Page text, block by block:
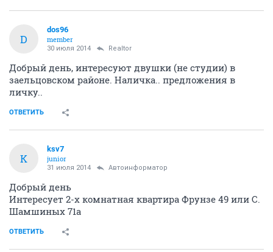
D
dos96
member
30 июля 2014 Realtor
Добрый день, интересуют двушки (не студии) в
заельцовском районе. Наличка.. предложения в
личку..
ОТВЕТИТЬ
K
ksv7
junior
31 июля 2014 Автоинформатор
Добрый день
Интересует 2-х комнатная квартира Фрунзе 49 или С.
Шамшиных 71а
ОТВЕТИТЬ